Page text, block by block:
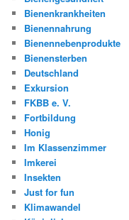
Bienenkrankheiten
Bienennahrung
Bienennebenprodukte
Bienensterben
Deutschland
Exkursion
FKBB e. V.
Fortbildung
Honig
Im Klassenzimmer
Imkerei
Insekten
Just for fun
Klimawandel